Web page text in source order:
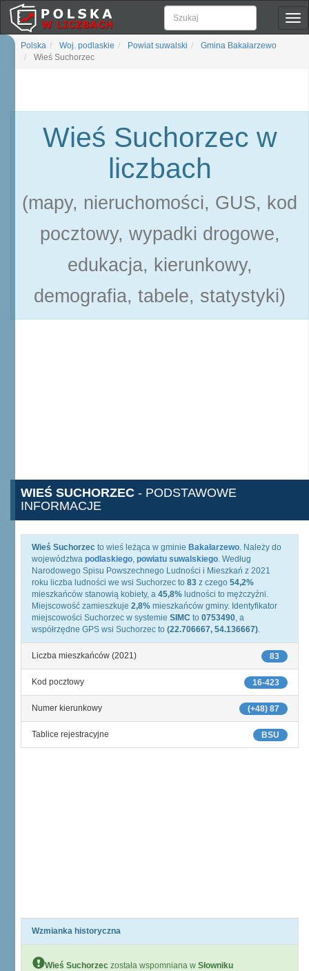
Polska Woj. podlaskie Powiat suwalski
Gmina Bakałarzewo
Wieś Suchorzec
Wieś Suchorzec w
liczbach
(mapy, nieruchomości, GUS, kod
pocztowy, wypadki drogowe,
edukacja, kierunkowy,
demografia, tabele, statystyki)
WIEŚ SUCHORZEC - PODSTAWOWE
INFORMACJE
Wieś Suchorzec to wieś leżąca w gminie Bakałarzewo. Należy do
województwa podlaskiego, powiatu suwalskiego. Według
Narodowego Spisu Powszechnego Ludności i Mieszkań z 2021
roku liczba ludności we wsi Suchorzec to 83 z czego 54,2%
mieszkańców stanowią kobiety, a 45,8% ludności to mężczyźni.
Miejscowość zamieszkuje 2,8% mieszkańców gminy. Identyfikator
miejscowości Suchorzec w systemie SIMC to 0753490, a
współrzędne GPS wsi Suchorzec to (22.706667, 54.136667).
83
Liczba mieszkańców (2021)
16-423
Kod pocztowy
(+48) 87
Numer kierunkowy
BSU
Tablice rejestracyjne
Wzmianka historyczna
Wieś Suchorzec została wspomniana w Słowniku